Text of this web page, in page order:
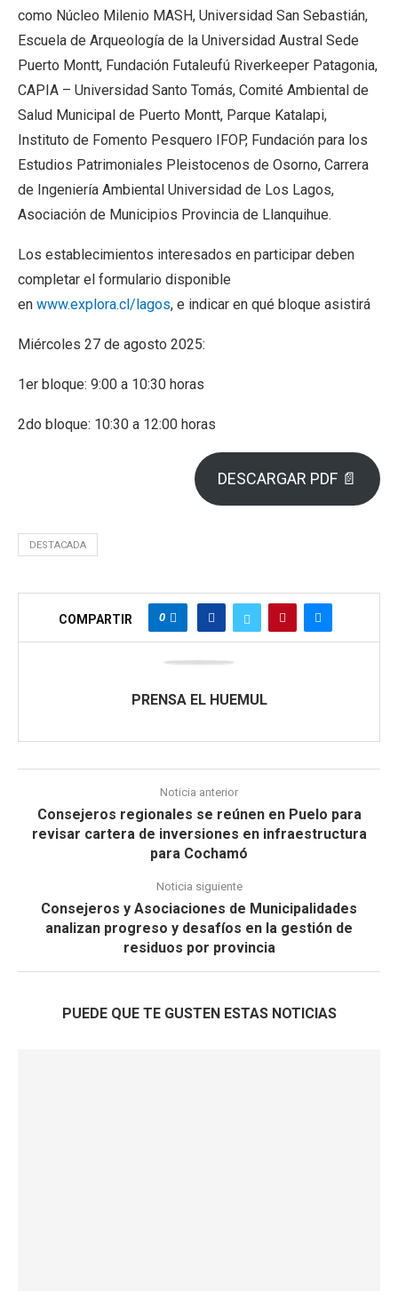
como Núcleo Milenio MASH, Universidad San Sebastián,
Escuela de Arqueología de la Universidad Austral Sede
Puerto Montt, Fundación Futaleufú Riverkeeper Patagonia,
CAPIA – Universidad Santo Tomás, Comité Ambiental de
Salud Municipal de Puerto Montt, Parque Katalapi,
Instituto de Fomento Pesquero IFOP, Fundación para los
Estudios Patrimoniales Pleistocenos de Osorno, Carrera
de Ingeniería Ambiental Universidad de Los Lagos,
Asociación de Municipios Provincia de Llanquihue.
Los establecimientos interesados en participar deben
completar el formulario disponible
en www.explora.cl/lagos, e indicar en qué bloque asistirá
Miércoles 27 de agosto 2025:
1er bloque: 9:00 a 10:30 horas
2do bloque: 10:30 a 12:00 horas
DESCARGAR PDF 📄
DESTACADA
COMPARTIR 0
PRENSA EL HUEMUL
Noticia anterior
Consejeros regionales se reúnen en Puelo para
revisar cartera de inversiones en infraestructura
para Cochamó
Noticia siguiente
Consejeros y Asociaciones de Municipalidades
analizan progreso y desafíos en la gestión de
residuos por provincia
PUEDE QUE TE GUSTEN ESTAS NOTICIAS